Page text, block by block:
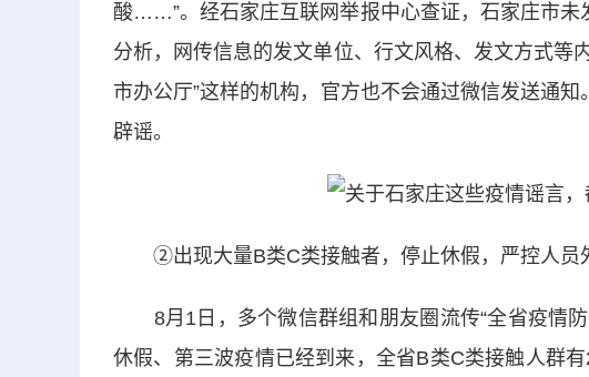
酸……”。经石家庄互联网举报中心查证，石家庄市未
分析，网传信息的发文单位、行文风格、发文方式等
市办公厅”这样的机构，官方也不会通过微信发送通
辟谣。
②出现大量B类C类接触者，停止休假，严控人员
8月1日，多个微信群组和朋友圈流传“全省疫情防
休假、第三波疫情已经到来，全省B类C类接触人群